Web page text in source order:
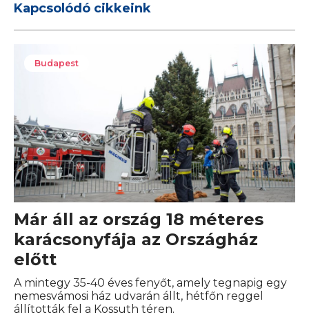
Kapcsolódó cikkeink
Budapest
Már áll az ország 18 méteres
karácsonyfája az Országház
előtt
A mintegy 35-40 éves fenyőt, amely tegnapig egy
nemesvámosi ház udvarán állt, hétfőn reggel
állították fel a Kossuth téren.